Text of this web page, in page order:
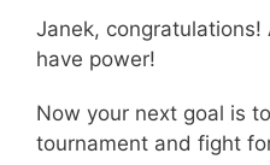
Janek, congratulations!
have power!
Now your next goal is
tournament and fight